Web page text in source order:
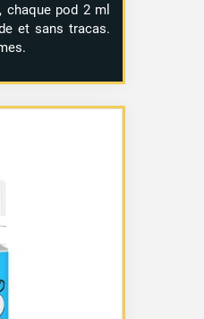
chaque pod 2 ml
et sans tracas.
:
€